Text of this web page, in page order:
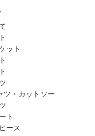
ット
ツ・カットソー
ト
ース